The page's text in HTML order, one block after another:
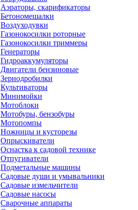
Аэраторы, скарификаторы
Бетономешалки
Воздуходувки
Газонокосилки роторные
Газонокосилки триммеры
Генераторы
Гидроаккумуляторы
Двигатели бензиновые
Зернодробилки
Культиваторы
Минимойки
Мотоблоки
Мотобуры, бензобуры
Мотопомпы
Ножницы и кусторезы
Опрыскиватели
Оснастка к садовой технике
Отпугиватели
Подметальные машины
Садовые души и умывальники
Садовые измельчители
Садовые насосы
Сварочные аппараты